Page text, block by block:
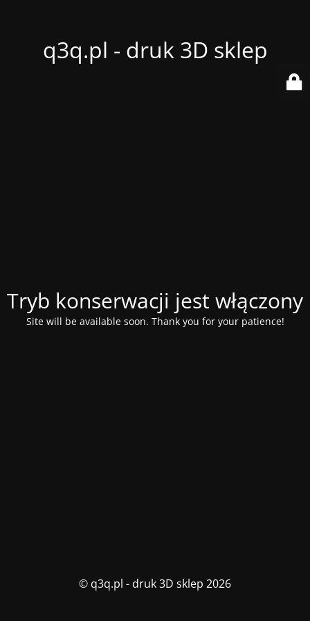
q3q.pl - druk 3D sklep
Tryb konserwacji jest włączony
Site will be available soon. Thank you for your patience!
© q3q.pl - druk 3D sklep 2026